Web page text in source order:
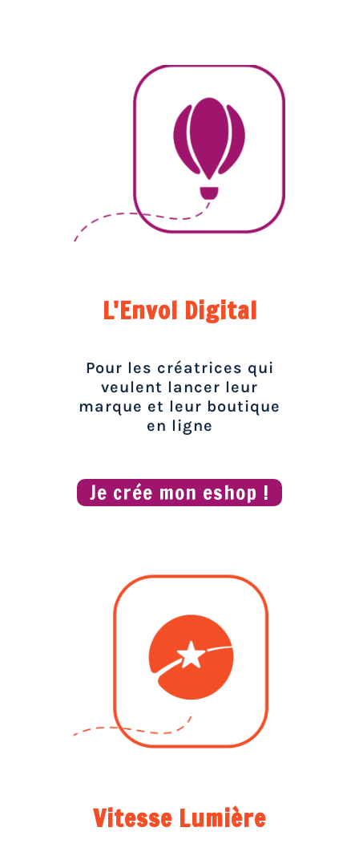
L'Envol Digital
Pour les créatrices qui
veulent lancer leur
marque et leur boutique
en ligne
Je crée mon eshop !
Vitesse Lumière